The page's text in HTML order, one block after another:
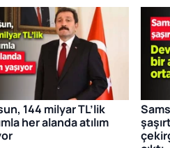
144 milyar TL’lik
her alanda atılım